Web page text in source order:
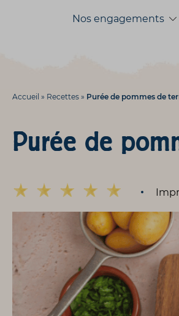
Nos engagements
Accueil » Recettes » Purée de pommes de
Purée de